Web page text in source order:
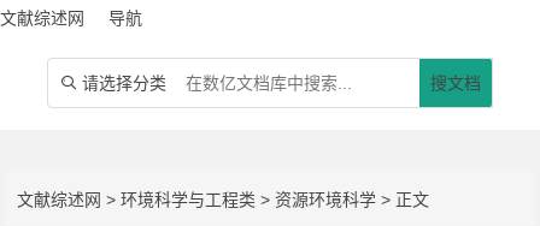
文献综述网 导航
 请选择分类 搜文档
文献综述网 >环境科学与工程类 >资源环境科学 > 正文